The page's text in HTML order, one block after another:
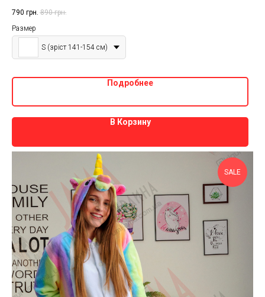
790 грн. 890 грн.
Размер
S (зріст 141-154 см)
Подробнее
В Корзину
SALE